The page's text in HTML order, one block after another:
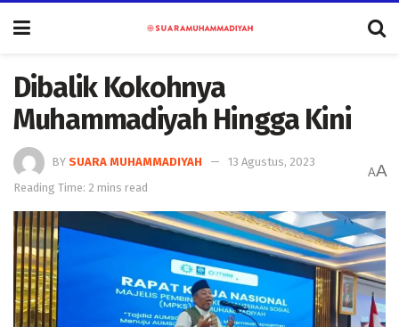
Dibalik Kokohnya
Muhammadiyah Hingga Kini
BY SUARA MUHAMMADIYAH
13 Agustus, 2023
Reading Time: 2 mins read
AA